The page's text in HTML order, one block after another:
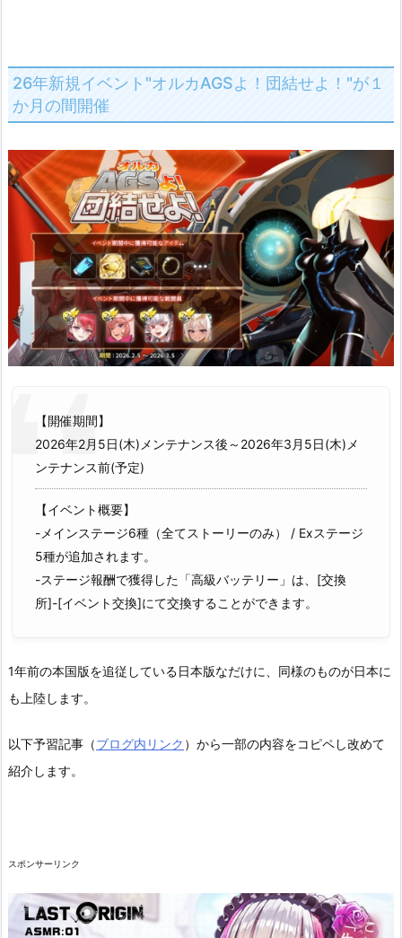
26年新規イベント"オルカAGSよ！団結せよ！"が１
か月の間開催
【開催期間】
2026年2月5日(木)メンテナンス後～2026年3月5日(木)メ
ンテナンス前(予定)
【イベント概要】
-メインステージ6種（全てストーリーのみ） / Exステージ
5種が追加されます。
-ステージ報酬で獲得した「高級バッテリー」は、[交換
所]-[イベント交換]にて交換することができます。
1年前の本国版を追従している日本版なだけに、同様のものが日本に
も上陸します。
以下予習記事（ブログ内リンク ）から一部の内容をコピペし改めて
紹介します。
スポンサーリンク